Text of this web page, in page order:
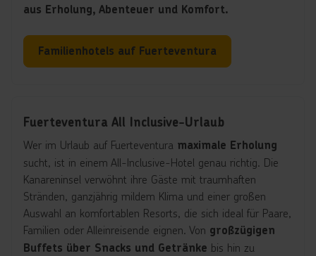
aus Erholung, Abenteuer und Komfort.
Familienhotels auf Fuerteventura
Fuerteventura All Inclusive-Urlaub
Wer im Urlaub auf Fuerteventura maximale Erholung
sucht, ist in einem All-Inclusive-Hotel genau richtig. Die
Kanareninsel verwöhnt ihre Gäste mit traumhaften
Stränden, ganzjährig mildem Klima und einer großen
Auswahl an komfortablen Resorts, die sich ideal für Paare,
Familien oder Alleinreisende eignen. Von großzügigen
Buffets über Snacks und Getränke bis hin zu